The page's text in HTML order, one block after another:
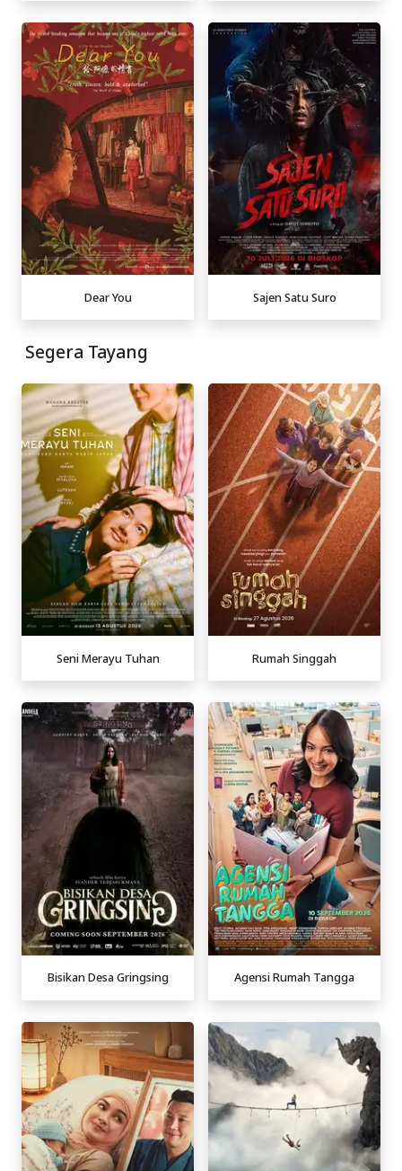
Dear You Sajen Satu Suro
Segera Tayang
Seni Merayu Tuhan Rumah Singgah
Bisikan Desa Gringsing Agensi Rumah Tangga